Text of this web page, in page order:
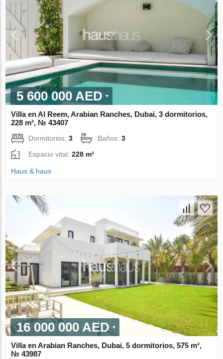
5 600 000 AED
Villa en Al Reem, Arabian Ranches, Dubai, 3 dormitorios,
228 m², № 43407
Dormitorios:3 Baños:3
Espacio vital:228 m²
Haus & haus
16 000 000 AED
Villa en Arabian Ranches, Dubai, 5 dormitorios, 575 m²,
№ 43987